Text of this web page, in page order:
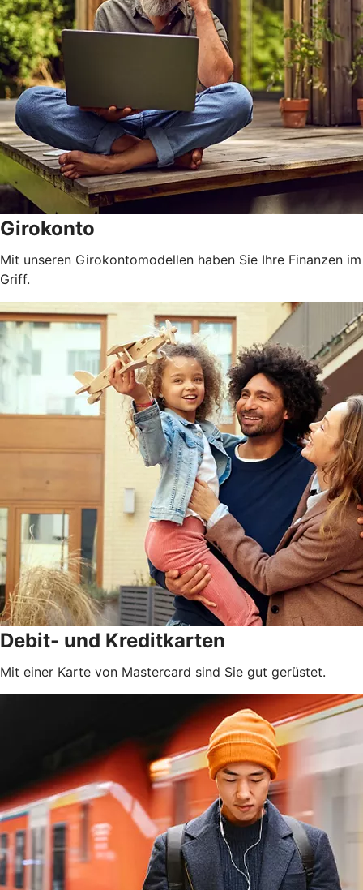
Girokonto
Mit unseren Girokontomodellen haben Sie Ihre Finanzen im
Griff.
Debit- und Kreditkarten
Mit einer Karte von Mastercard sind Sie gut gerüstet.